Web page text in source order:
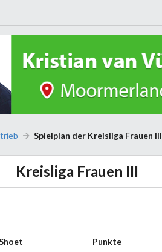
Spielplan der Kreisliga Frauen III
Kreisliga Frauen III
Punkte